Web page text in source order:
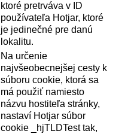
ktoré pretrváva v ID
používateľa Hotjar, ktoré
je jedinečné pre danú
lokalitu.
Na určenie
najvšeobecnejšej cesty k
súboru cookie, ktorá sa
má použiť namiesto
názvu hostiteľa stránky,
nastaví Hotjar súbor
cookie _hjTLDTest tak,